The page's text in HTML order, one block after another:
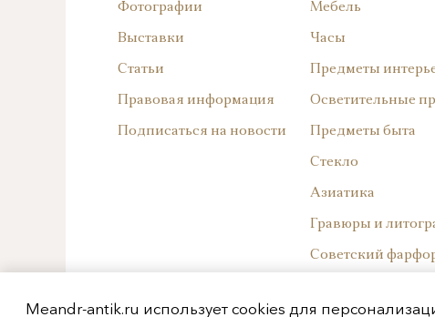
Фотографии
Выставки
Статьи
Правовая информация
Подписаться на новости
Мебель
Часы
Предметы
Осветительные
Предметы быта
Стекло
Азиатика
Гравюры и
Советский
Meandr-antik.ru использует cookies для